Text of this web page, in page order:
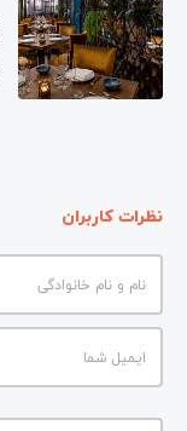
نظرات کاربران